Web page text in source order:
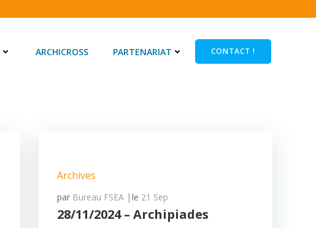
ARCHICROSS PARTENARIAT CONTACT !
Archives
par Bureau FSEA |le 21 Sep
28/11/2024 – Archipiades